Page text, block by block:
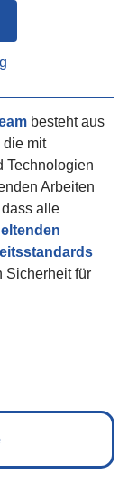
besteht aus
die mit
Technologien
Arbeiten
alle
Sicherheit für